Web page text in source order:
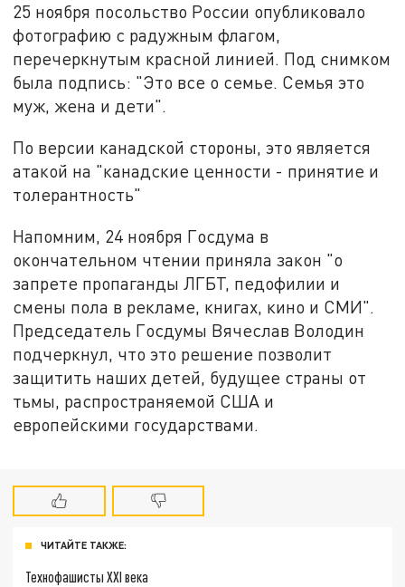
25 ноября посольство России опубликовало
фотографию с радужным флагом,
перечеркнутым красной линией. Под снимком
была подпись: "Это все о семье. Семья это
муж, жена и дети".
По версии канадской стороны, это является
атакой на "канадские ценности - принятие и
толерантность"
Напомним, 24 ноября Госдума в
окончательном чтении приняла закон "о
запрете пропаганды ЛГБТ, педофилии и
смены пола в рекламе, книгах, кино и СМИ".
Председатель Госдумы Вячеслав Володин
подчеркнул, что это решение позволит
защитить наших детей, будущее страны от
тьмы, распространяемой США и
европейскими государствами.
ЧИТАЙТЕ ТАКЖЕ:
Технофашисты XXI века